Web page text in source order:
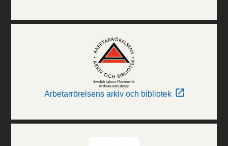
Arbetarrörelsens arkiv och bibliotek